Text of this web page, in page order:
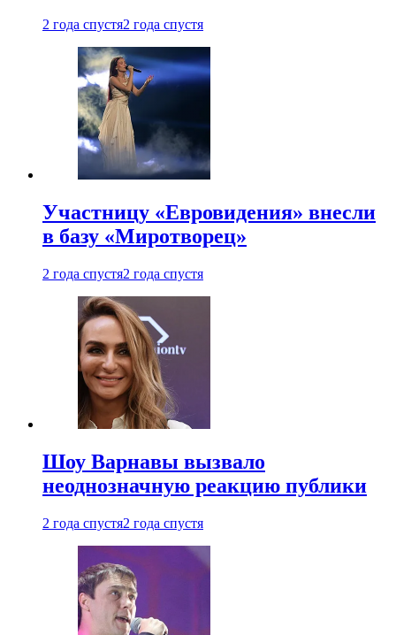
2 года спустя2 года спустя
Участницу «Евровидения» внесли
в базу «Миротворец»
2 года спустя2 года спустя
Шоу Варнавы вызвало
неоднозначную реакцию публики
2 года спустя2 года спустя